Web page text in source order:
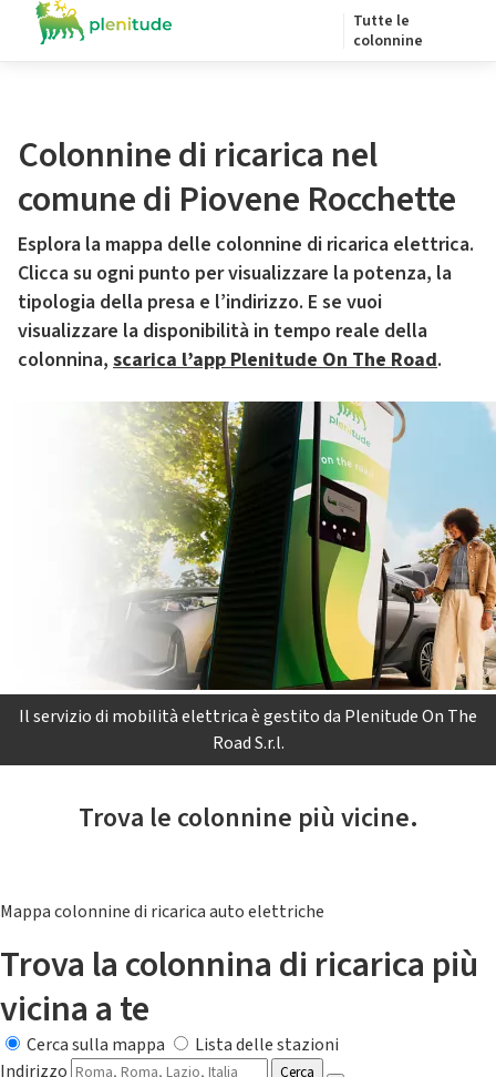
Tutte le
colonnine
Colonnine di ricarica nel
comune di Piovene Rocchette
Esplora la mappa delle colonnine di ricarica elettrica.
Clicca su ogni punto per visualizzare la potenza, la
tipologia della presa e l’indirizzo. E se vuoi
visualizzare la disponibilità in tempo reale della
colonnina, scarica l’app Plenitude On The Road.
Il servizio di mobilità elettrica è gestito da Plenitude On The
Road S.r.l.
Trova le colonnine più vicine.
Mappa colonnine di ricarica auto elettriche
Trova la colonnina di ricarica più
vicina a te
Cerca sulla mappa
Lista delle stazioni
Indirizzo
Cerca